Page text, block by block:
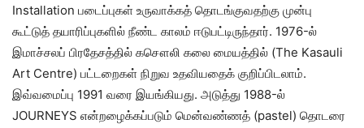
Installation படைப்புகள் உருவாக்கத் தொடங்குவதற்கு முன்பு
கூட்டுத் தயாரிப்புகளில் நீண்ட காலம் ஈடுபட்டிருந்தார். 1976-ல்
இமாச்சலப் பிரதேசத்தில் கசௌலி கலை மையத்தில் (The Kasauli
Art Centre) பட்டறைகள் நிறுவ உதவியதைக் குறிப்பிடலாம்.
இவ்வமைப்பு 1991 வரை இயங்கியது. அடுத்து 1988-ல்
JOURNEYS என்றழைக்கப்படும் மென்வண்ணத் (pastel) தொடரை